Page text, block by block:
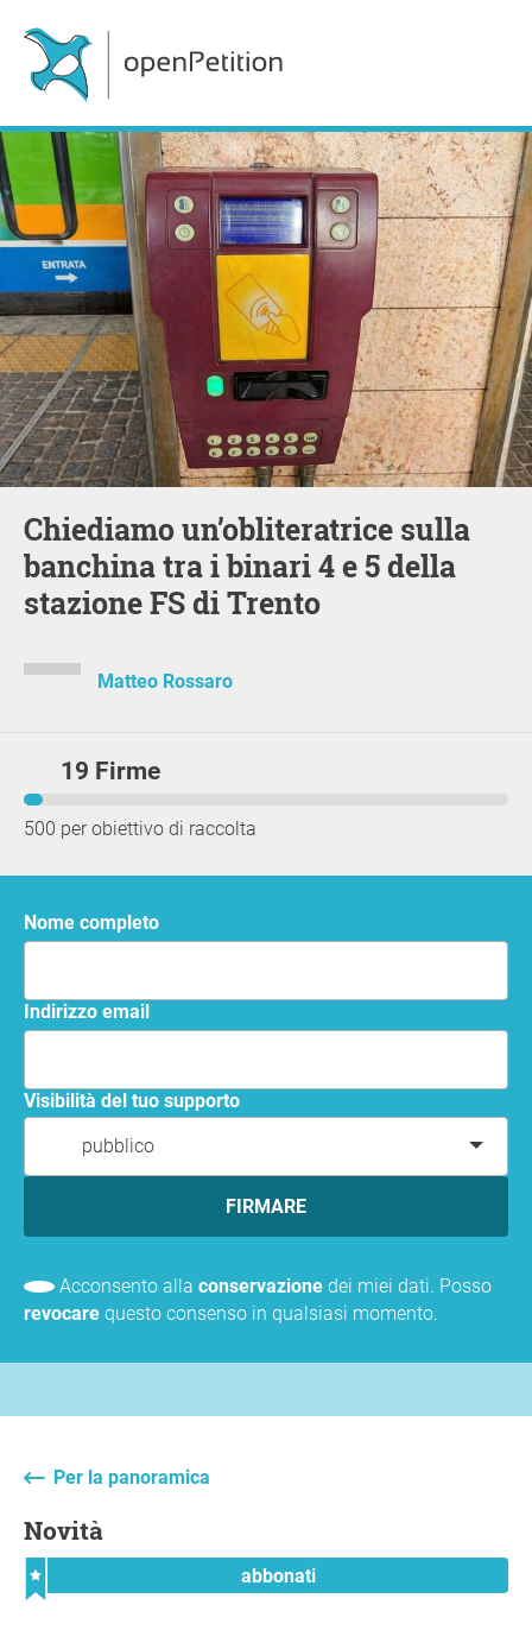
Chiediamo un’obliteratrice sulla
banchina tra i binari 4 e 5 della
stazione FS di Trento
Matteo Rossaro
19 Firme
500 per obiettivo di raccolta
Nome completo
Indirizzo email
Visibilità del tuo supporto
pubblico
FIRMARE
Acconsento alla conservazione dei miei dati. Posso
revocare questo consenso in qualsiasi momento.
Per la panoramica
Novità
abbonati